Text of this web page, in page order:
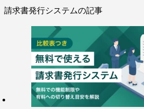
請求書発行システムの記事